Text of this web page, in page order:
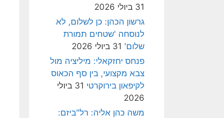
31 ביולי 2026
גרשון הכהן: כן לשלום, לא
לנוסחה 'שטחים תמורת
שלום' 31 ביולי 2026
פנחס יחזקאלי: מיליציה מול
צבא מקצועי, בין סף הכאוס
לקיפאון בירוקרטי
31 ביולי
2026
משה כהן אליה: רל"ביזם: